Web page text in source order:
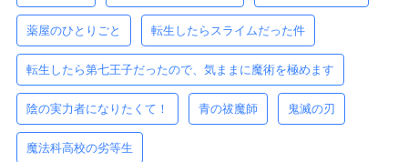
薬屋のひとりごと 転生したらスライムだった件
転生したら第七王子だったので、気ままに魔術を極めます
陰の実力者になりたくて！ 青の祓魔師 鬼滅の刃
魔法科高校の劣等生